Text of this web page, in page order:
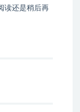
读还是稍后再